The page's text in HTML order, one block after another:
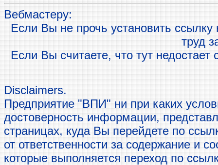
Вебмастеру:
Если Вы не прочь установить ссылку
труд
Если Вы считаете, что тут
Disclaimers.
Предприятие "ВПИ" ни при каких
достоверность информации,
страницах, куда Вы перейдете по
от ответственности за содержание и
которые выполняется переход по